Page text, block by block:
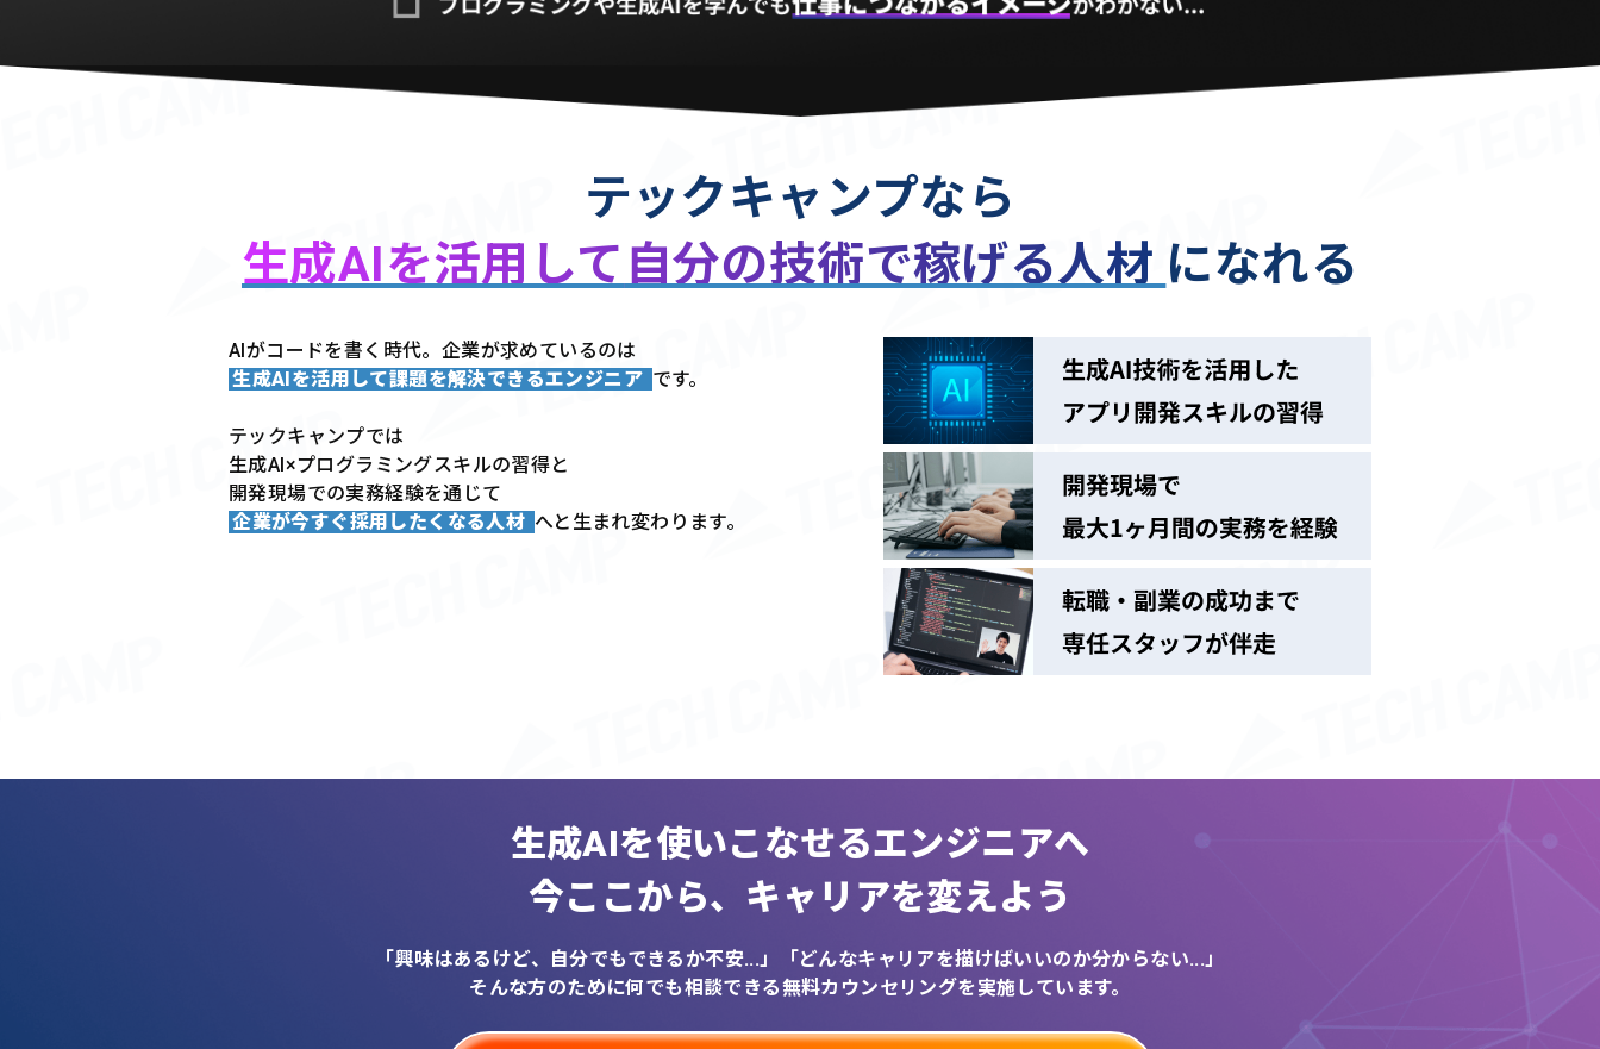
テックキャンプなら
生成AIを活用して 自分の技術で稼げる人材 になれる
AIがコードを書く時代。企業が求めているのは
生成AIを活用して課題を解決できるエンジニア です。
テックキャンプでは
生成AI×プログラミングスキルの習得と
開発現場での実務経験を通じて
企業が今すぐ採用したくなる人材 へと生まれ変わります。
生成AIを使いこなせるエンジニアへ
今ここから、 キャリアを変えよう
「興味はあるけど、自分でもできるか不安...」
「どんなキャリアを描けばいいのか分からない...」
そんな方のために何でも相談できる無料カウンセリングを実施しています。